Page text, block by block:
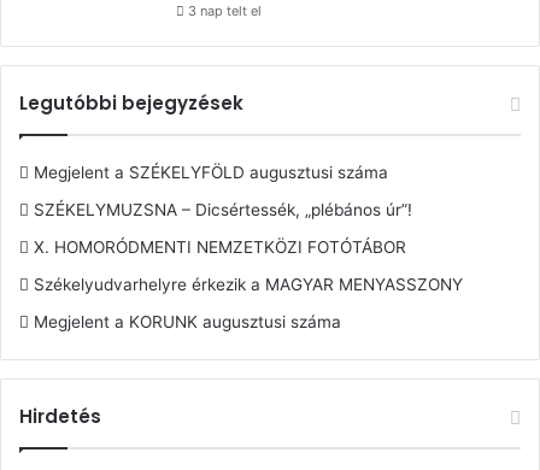
3 nap telt el
Legutóbbi bejegyzések
Megjelent a SZÉKELYFÖLD augusztusi száma
SZÉKELYMUZSNA – Dicsértessék, „plébános úr”!
X. HOMORÓDMENTI NEMZETKÖZI FOTÓTÁBOR
Székelyudvarhelyre érkezik a MAGYAR MENYASSZONY
Megjelent a KORUNK augusztusi száma
Hirdetés